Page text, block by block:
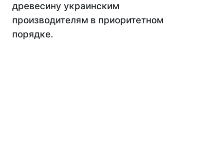
древесину украинским
производителям в приоритетном
порядке.